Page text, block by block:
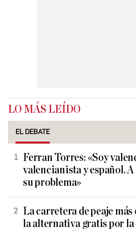
LO MÁS LEÍDO
EL DEBATE
Ferran Torres: «Soy
valencianista y español. A
su problema»
La carretera de peaje más
la alternativa gratis por la